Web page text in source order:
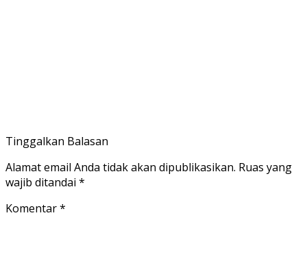
Tinggalkan Balasan
Alamat email Anda tidak akan dipublikasikan. Ruas yang
wajib ditandai *
Komentar*